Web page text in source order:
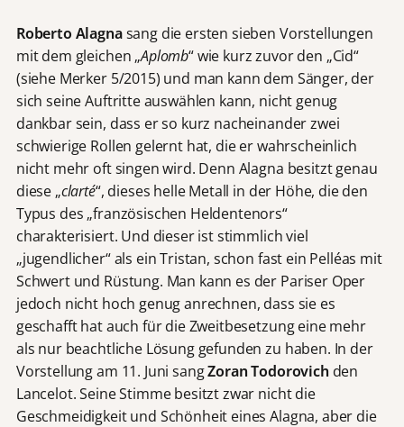
Roberto Alagnasang die ersten sieben Vorstellungen
mit dem gleichen „Aplomb“ wie kurz zuvor den „Cid“
(siehe Merker 5/2015) und man kann dem Sänger, der
sich seine Auftritte auswählen kann, nicht genug
dankbar sein, dass er so kurz nacheinander zwei
schwierige Rollen gelernt hat, die er wahrscheinlich
nicht mehr oft singen wird. Denn Alagna besitzt genau
diese „clarté“, dieses helle Metall in der Höhe, die den
Typus des „französischen Heldentenors“
charakterisiert. Und dieser ist stimmlich viel
„jugendlicher“ als ein Tristan, schon fast ein Pelléas mit
Schwert und Rüstung. Man kann es der Pariser Oper
jedoch nicht hoch genug anrechnen, dass sie es
geschafft hat auch für die Zweitbesetzung eine mehr
als nur beachtliche Lösung gefunden zu haben. In der
Vorstellung am 11. Juni sangZoran Todorovichden
Lancelot. Seine Stimme besitzt zwar nicht die
Geschmeidigkeit und Schönheit eines Alagna, aber die